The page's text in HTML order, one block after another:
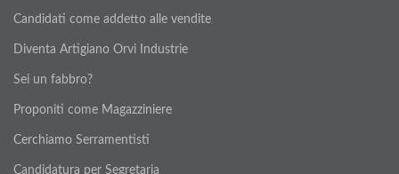
Candidati come addetto alle vendite
Diventa Artigiano Orvi Industrie
Sei un fabbro?
Proponiti come Magazziniere
Cerchiamo Serramentisti
Candidatura per Segretaria